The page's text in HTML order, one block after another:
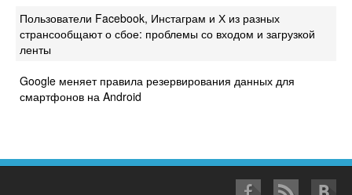
Пользователи Facebook, Инстаграм и Х из разных
странсообщают о сбое: проблемы со входом и загрузкой
ленты
Google меняет правила резервирования данных для
смартфонов на Android